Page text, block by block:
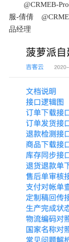
@CRMEB-
服-倩倩
品经理